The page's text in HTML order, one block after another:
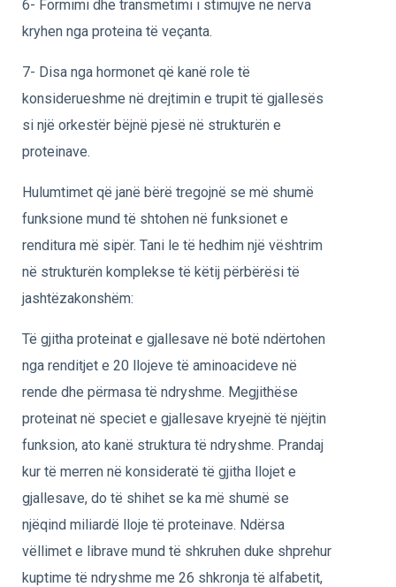
6- Formimi dhe transmetimi i stimujve në nerva
kryhen nga proteina të veçanta.
7- Disa nga hormonet që kanë role të
konsiderueshme në drejtimin e trupit të gjallesës
si një orkestër bëjnë pjesë në strukturën e
proteinave.
Hulumtimet që janë bërë tregojnë se më shumë
funksione mund të shtohen në funksionet e
renditura më sipër. Tani le të hedhim një vështrim
në strukturën komplekse të këtij përbërësi të
jashtëzakonshëm:
Të gjitha proteinat e gjallesave në botë ndërtohen
nga renditjet e 20 llojeve të aminoacideve në
rende dhe përmasa të ndryshme. Megjithëse
proteinat në speciet e gjallesave kryejnë të njëjtin
funksion, ato kanë struktura të ndryshme. Prandaj
kur të merren në konsideratë të gjitha llojet e
gjallesave, do të shihet se ka më shumë se
njëqind miliardë lloje të proteinave. Ndërsa
vëllimet e librave mund të shkruhen duke shprehur
kuptime të ndryshme me 26 shkronja të alfabetit,